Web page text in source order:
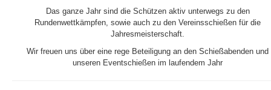
Das ganze Jahr sind die Schützen aktiv unterwegs zu den
Rundenwettkämpfen, sowie auch zu den Vereinsschießen für die
Jahresmeisterschaft.
Wir freuen uns über eine rege Beteiligung an den Schießabenden und
unseren Eventschießen im laufendem Jahr